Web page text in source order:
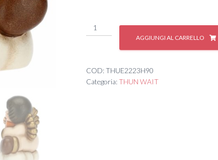
*
-
ARCOBALENO
AGGIUNGI AL CARRELLO
COD:THUE2223H90
Categoria:THUN WAIT